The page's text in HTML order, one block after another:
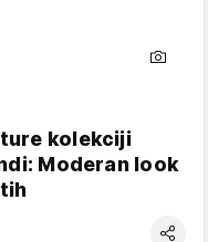
kolekciji
Moderan look